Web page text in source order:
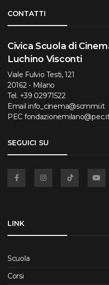
CONTATTI
Civica Scuola di
Luchino Visconti
Viale Fulvio Testi, 121
20162 - Milano
Tel. +39 02971522
Email info_cinema@scmmi.it
PEC
SEGUICI SU
LINK
Scuola
Corsi